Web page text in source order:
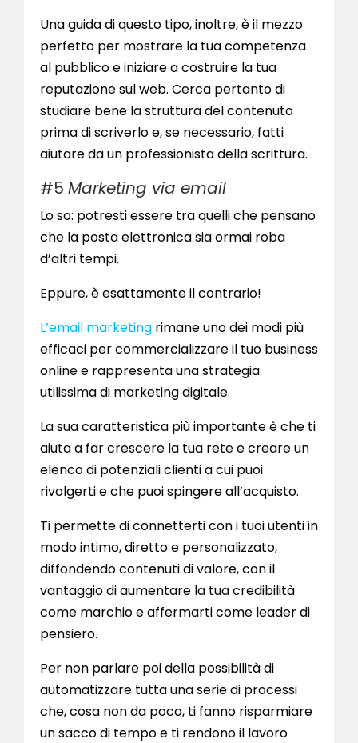
Una guida di questo tipo, inoltre, è il mezzo
perfetto per mostrare la tua competenza
al pubblico e iniziare a costruire la tua
reputazione sul web. Cerca pertanto di
studiare bene la struttura del contenuto
prima di scriverlo e, se necessario, fatti
aiutare da un professionista della scrittura.
#5 Marketing via email
Lo so: potresti essere tra quelli che pensano
che la posta elettronica sia ormai roba
d’altri tempi.
Eppure, è esattamente il contrario!
L’email marketing rimane uno dei modi più
efficaci per commercializzare il tuo business
online e rappresenta una strategia
utilissima di marketing digitale.
La sua caratteristica più importante è che ti
aiuta a far crescere la tua rete e creare un
elenco di potenziali clienti a cui puoi
rivolgerti e che puoi spingere all’acquisto.
Ti permette di connetterti con i tuoi utenti in
modo intimo, diretto e personalizzato,
diffondendo contenuti di valore, con il
vantaggio di aumentare la tua credibilità
come marchio e affermarti come leader di
pensiero.
Per non parlare poi della possibilità di
automatizzare tutta una serie di processi
che, cosa non da poco, ti fanno risparmiare
un sacco di tempo e ti rendono il lavoro